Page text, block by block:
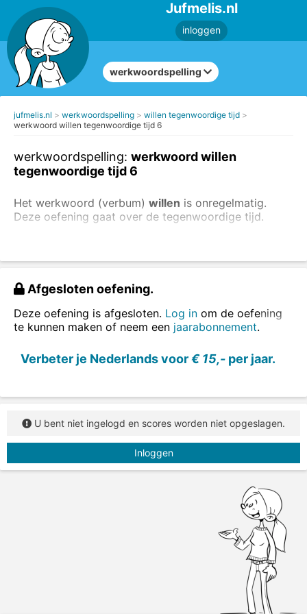
Jufmelis.nl
inloggen
werkwoordspelling
jufmelis.nl werkwoordspelling
willen tegenwoordige tijd
werkwoord willen tegenwoordige tijd 6
werkwoordspelling: werkwoord willen
tegenwoordige tijd 6
Het werkwoord (verbum) willen is onregelmatig.
Deze oefening gaat over de tegenwoordige tijd.
Vul in: 'willen' in de tegenwoordige tijd.
Afgesloten oefening.
Deze oefening is afgesloten. Log in om de oefening
te kunnen maken of neem een jaarabonnement.
Verbeter je Nederlands voor€ 15,- per jaar.
U bent niet ingelogd en scores worden niet opgeslagen.
Inloggen